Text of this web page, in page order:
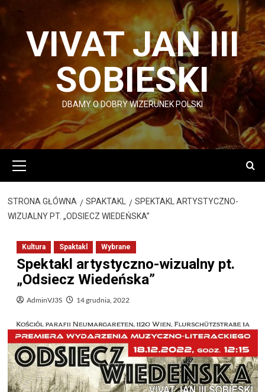
Przejdź
VIVAT JAN III
SOBIESKI
DBAMY O DOBRY WIZERUNEK POLSKI
główne
STRONA GŁÓWNA SPAKTAKL
SPEKTAKL ARTYSTYCZNO-
WIZUALNY PT. „ODSIECZ WIEDEŃSKA”
Kultura Spaktakl Wybrane
Spektakl artystyczno-wizualny pt.
„Odsiecz Wiedeńska”
AdminVJ3S 14 grudnia, 2022